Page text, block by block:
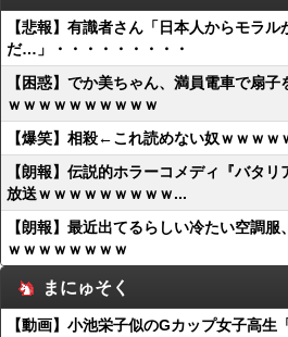
【悲報】有識者さん「日本人からモラ
だ…」・・・・・・・・・
【困惑】でか美ちゃん、満員電車で扇
ｗｗｗｗｗｗｗｗｗｗ
【爆笑】相殺←これ読めない奴ｗｗｗｗ
【朗報】伝説的ホラーコメディ『バタ
放送ｗｗｗｗｗｗｗｗｗ...
【朗報】最近出てるらしい冷たい空調
ｗｗｗｗｗｗｗｗ
まにゅそく
【動画】小池栄子似のGカップ女子高